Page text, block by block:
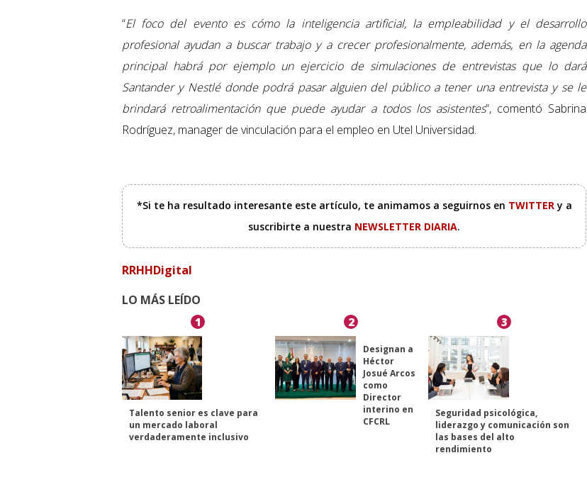
“El foco del evento es cómo la inteligencia artificial, la empleabilidad y el desarrollo
profesional ayudan a buscar trabajo y a crecer profesionalmente, además, en la agenda
principal habrá por ejemplo un ejercicio de simulaciones de entrevistas que lo dará
Santander y Nestlé donde podrá pasar alguien del público a tener una entrevista y se le
brindará retroalimentación que puede ayudar a todos los asistentes”, comentó Sabrina
Rodríguez, manager de vinculación para el empleo en Utel Universidad.
*Si te ha resultado interesante este artículo, te animamos a seguirnos en TWITTERy a
suscribirte a nuestra NEWSLETTER DIARIA.
RRHHDigital
LO MÁS LEÍDO
1
Talento senior es clave para
un mercado laboral
verdaderamente inclusivo
2
Designan a
Héctor
Josué Arcos
como
Director
interino en
CFCRL
3
Seguridad psicológica,
liderazgo y comunicación son
las bases del alto
rendimiento